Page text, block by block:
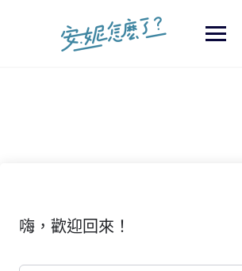
嗨，歡迎回來！